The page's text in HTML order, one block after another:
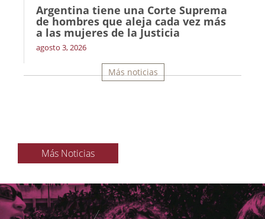
Argentina tiene una Corte Suprema
de hombres que aleja cada vez más
a las mujeres de la Justicia
agosto 3, 2026
Más noticias
Más Noticias